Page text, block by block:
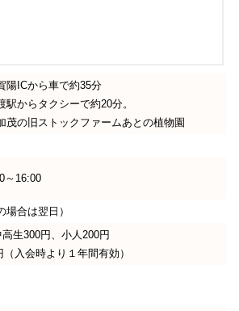
陽ICから車で約35分
駅からタクシーで約20分。
茂の旧ストックファームあとの植物園
～16:00
場合は翌日）
生300円、小人200円
入会時より１年間有効）